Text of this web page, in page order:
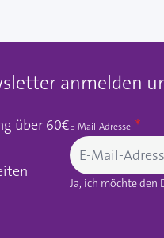
anmelden
über 60€E-Mail-Adresse
Ja, ich möchte den